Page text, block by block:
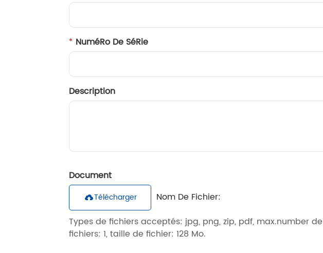
NuméRo De SéRie
Description
Document
Télécharger
Nom De Fichier:
Types de fichiers acceptés: jpg, png, zip, pdf, max.number de
fichiers: 1, taille de fichier: 128 Mo.